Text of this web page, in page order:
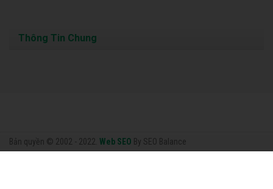
Bản quyền © 2002 - 2022. Web SEO By SEO Balance
Thông Tin Chung